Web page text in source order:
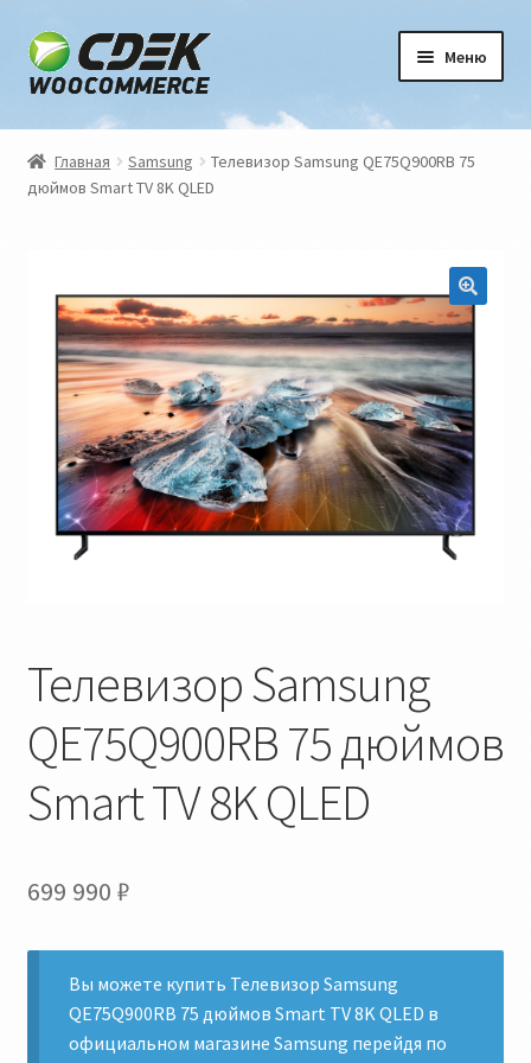
Перейти
к
Перейти
к
Меню
Главная
Блог
Корзина
Магазин
Мой аккаунт
Оформление заказа
Правила и условия оформления заказа
Главная Samsung
Телевизор Samsung QE75Q900RB 75
дюймов Smart TV 8K QLED
Телевизор Samsung
QE75Q900RB 75 дюймов
Smart TV 8K QLED
699 990 ₽
Вы можете купить Телевизор Samsung
QE75Q900RB 75 дюймов Smart TV 8K QLED в
официальном магазине Samsung перейдя по